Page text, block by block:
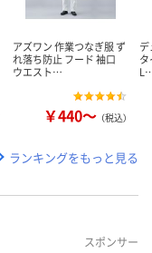
アズワン 作業つなぎ服 ず
れ落ち防止 フード 袖口
ウエスト…
￥440～ （税込）
デ
タ
ランキングをもっと見る
スポンサー